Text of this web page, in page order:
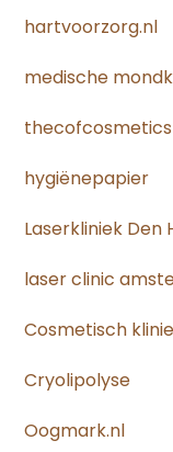
hartvoorzorg.nl
medische
thecofcosmetics
hygiënepapier
Laserkliniek Den
laser clinic
Cosmetisch
Cryolipolyse
Oogmark.nl